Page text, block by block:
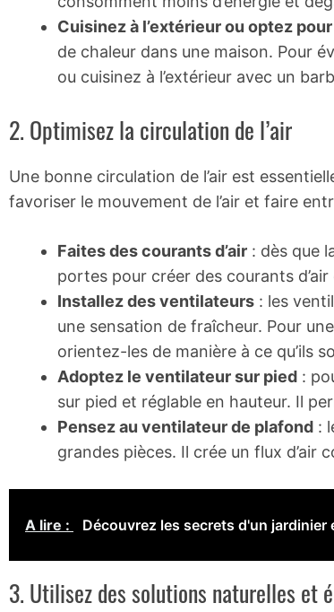
Cuisinez à l’extérieur ou optez
de chaleur dans une maison. Pour
ou cuisinez à l’extérieur avec un
2. Optimisez la circulation de l’air
Une bonne circulation de l’air est
favoriser le mouvement de l’air et faire
Faites des courants d’air : dès que
portes pour créer des courants
Installez des ventilateurs : les
une sensation de fraîcheur. Pour
orientez-les de manière à ce qu’ils
Adoptez le ventilateur sur pied :
sur pied et réglable en hauteur. Il
Pensez au ventilateur de plafond :
grandes pièces. Il crée un flux d’air
A lire : Découvrez les secrets d'un jardinier
3. Utilisez des solutions naturelles et